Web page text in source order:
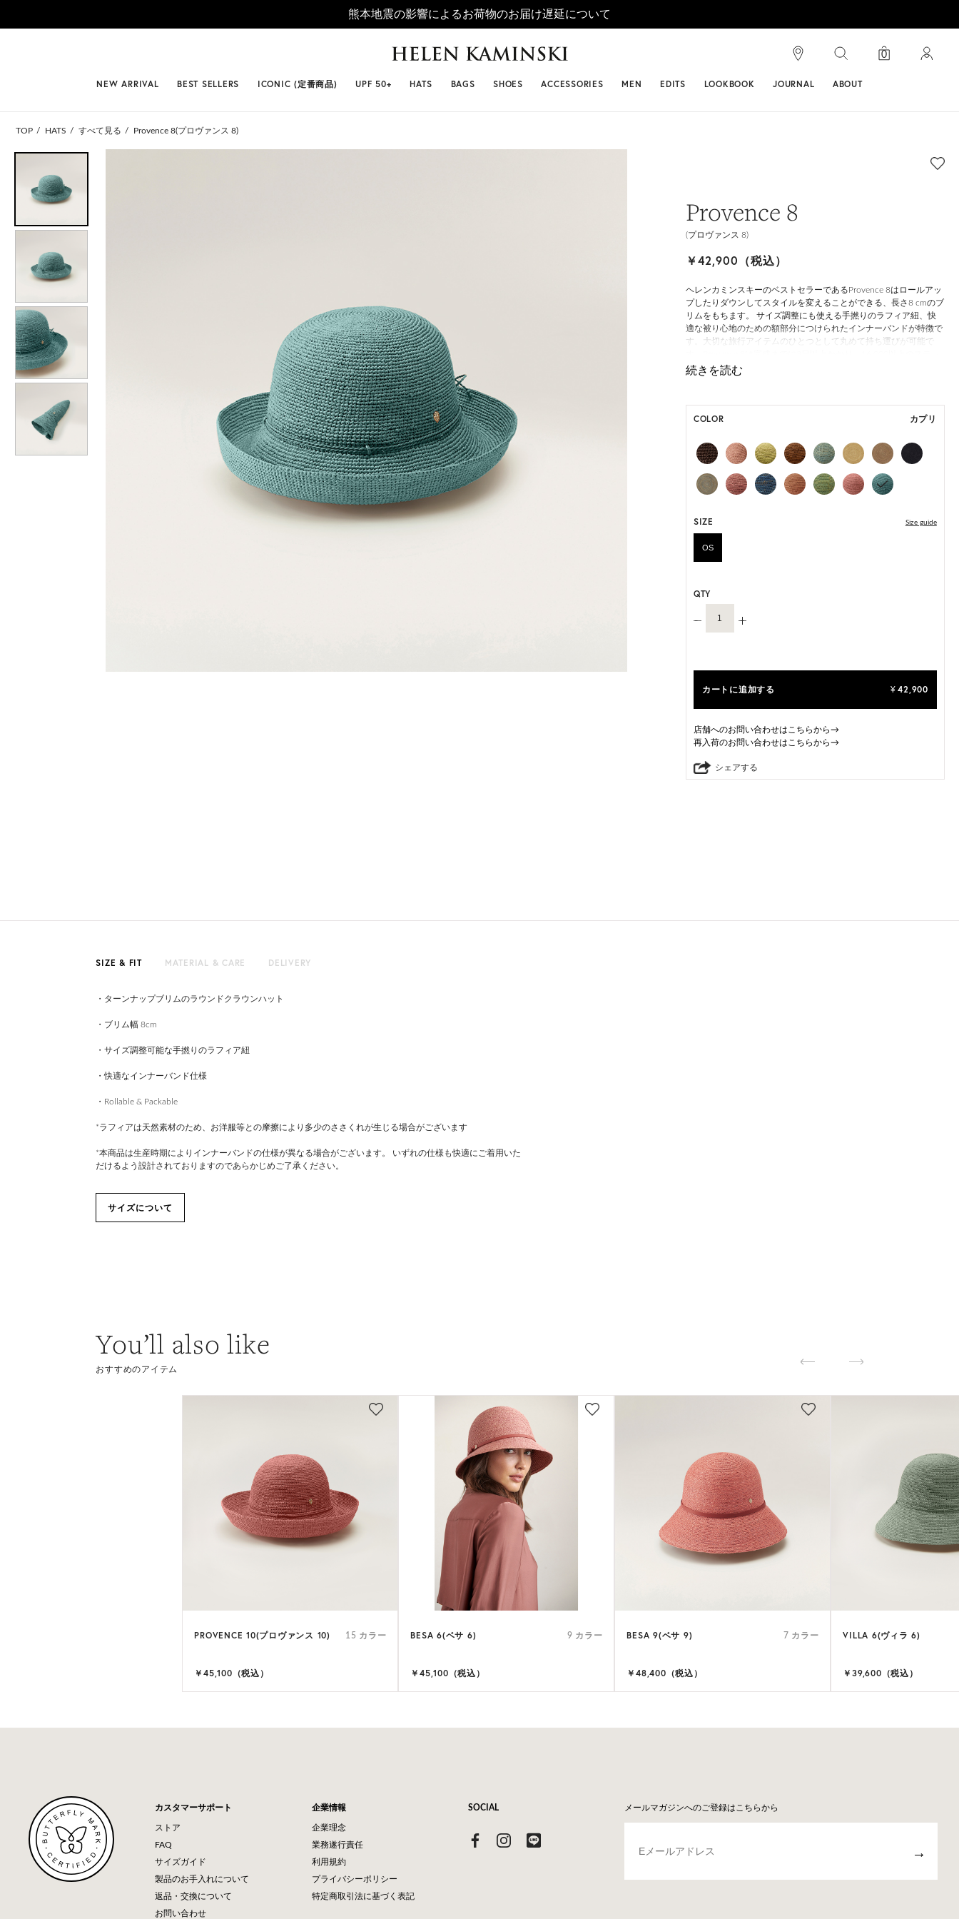
熊本地震の影響によるお荷物のお届け遅延について
#ビベット #キャップ #ビアンカ 0
NEW ARRIVAL BEST SELLERS ICONIC (定番商品) UPF 50+ HATS BAGS SHOES ACCESSORIES MEN EDITS LOOKBOOK JOURNAL ABOUT
TOP HATS すべて見る Provence 8(プロヴァンス 8)
Provence 8
(プロヴァンス 8)
￥42,900（税込）
ヘレンカミンスキーのベストセラーであるProvence 8はロールアッ
プしたりダウンしてスタイルを変えることができる、長さ8 cmのブ
リムをもちます。 サイズ調整にも使える手撚りのラフィア紐、快
適な被り心地のための額部分につけられたインナーバンドが特徴で
す。大切な旅行アイテムのひとつとして丸めて持ち運びが可能で
チがシームレスにほどこされています。アルチザン(職人)の高い技
*本商品は生産時期によりインナーバンドの仕様が異なる場合がご
いずれの仕様も快適にご着用いただけるよう設計されておりますの
であらかじめご了承ください。。
ONE SIZE展開の商品:ONE SIZE 57.5cm
M, L 展開の商品:M 57.5cm, L 59.5cm
*天然素材を用いたハンドメイドのため、サイズ・色には個体差が
ございます。
COLOR カプリ
SIZE Size guide
OS
QTY
カートに追加する ¥ 42,900
店舗へのお問い合わせはこちらから→
再入荷のお問い合わせはこちらから→
シェアする
SIZE & FIT MATERIAL & CARE DELIVERY
・ターンナップブリムのラウンドクラウンハット
・ブリム幅 8cm
・サイズ調整可能な手撚りのラフィア紐
・快適なインナーバンド仕様
・Rollable & Packable
*ラフィアは天然素材のため、お洋服等との摩擦により多少のささくれが生じる場合がございます
*本商品は生産時期によりインナーバンドの仕様が異なる場合がございます。 いずれの仕様も快適にご着用いた
だけるよう設計されておりますのであらかじめご了承ください。
サイズについて
You’ll also like
おすすめのアイテム
PROVENCE 10(プロヴァンス 10) 15 カラー
￥45,100（税込）
BESA 6(ベサ 6) 9 カラー
￥45,100（税込）
BESA 9(ベサ 9) 7 カラー
￥48,400（税込）
VILLA 6(ヴィラ 6)
￥39,600（税込）
メールマガジンへのご登録はこちらから
→
カスタマーサポート
ストア
FAQ
サイズガイド
製品のお手入れについて
返品・交換について
お問い合わせ
企業情報
企業理念
業務遂行責任
利用規約
プライバシーポリシー
特定商取引法に基づく表記
SOCIAL